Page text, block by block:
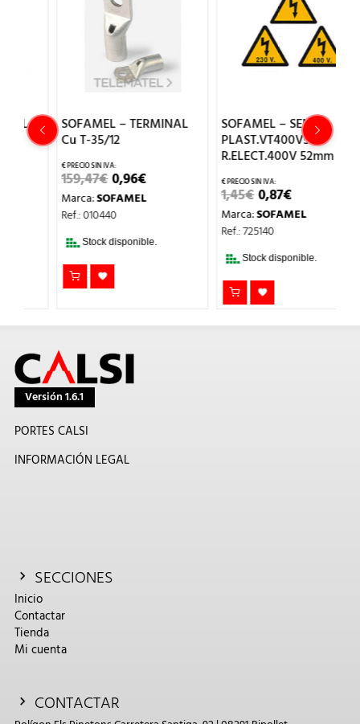
SOFAMEL – TERMINAL
Cu T-35/12
159,47€EL
PRECIO
ORIGINAL
ERA:
0,96€EL
PRECIO
ACTUAL
ES:
Marca:SOFAMEL
Ref.: 010440
Stock disponible.
SOFAMEL – SENAL
PLAST.VT400V55
R.ELECT.400V 52mm
€EL
PRECIO
ORIGINAL
ERA:
0,87€EL
PRECIO
ACTUAL
ES:
Marca:SOFAMEL
Ref.: 725140
Stock disponible.
Versión 1.6.1
PORTES CALSI
INFORMACIÓN LEGAL
SECCIONES
Inicio
Contactar
Tienda
Mi cuenta
CONTACTAR